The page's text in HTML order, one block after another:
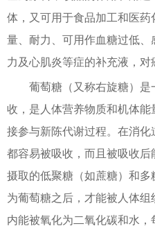
体，又可用于食品加工和医
量、耐力、可用作血糖过低
力及心肌炎等症的补充液，对
葡萄糖（又称右旋糖）是
收，是人体营养物质和机体
接参与新陈代谢过程。在消
都容易被吸收，而且被吸收
摄取的低聚糖（如蔗糖）和
为葡萄糖之后，才能被人体
内能被氧化为二氧化碳和水